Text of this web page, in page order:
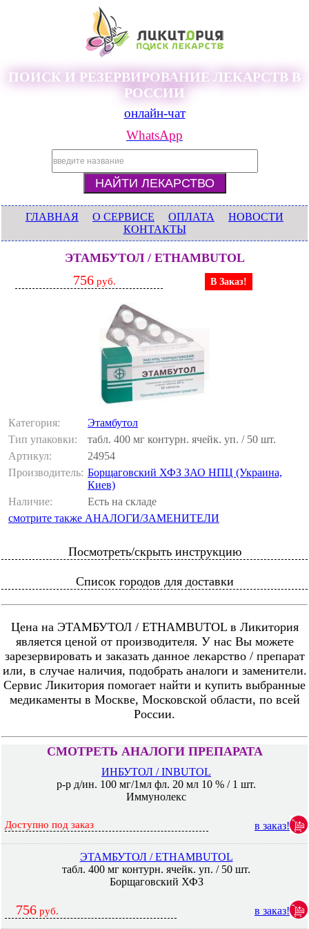
ПОИСК И РЕЗЕРВИРОВАНИЕ ЛЕКАРСТВ В
РОССИИ
онлайн-чат
WhatsApp
ГЛАВНАЯ О СЕРВИСЕ ОПЛАТА
НОВОСТИ
КОНТАКТЫ
ЭТАМБУТОЛ / ETHAMBUTOL
756 руб. В Заказ!
Категория:
Этамбутол
Тип упаковки:
табл. 400 мг контурн. ячейк. уп. / 50 шт.
Артикул:
24954
Производитель: Борщаговский ХФЗ ЗАО НПЦ (Украина,
Киев)
Наличие:
Есть на складе
смотрите также АНАЛОГИ/ЗАМЕНИТЕЛИ
Посмотреть/скрыть инструкцию
Список городов для доставки
Цена на ЭТАМБУТОЛ / ETHAMBUTOL в Ликитория
является ценой от производителя. У нас Вы можете
зарезервировать и заказать данное лекарство / препарат
или, в случае наличия, подобрать аналоги и заменители.
Сервис Ликитория помогает найти и купить выбранные
медикаменты в Москве, Московской области, по всей
России.
СМОТРЕТЬ АНАЛОГИ ПРЕПАРАТА
ИНБУТОЛ / INBUTOL
р-р д/ин. 100 мг/1мл фл. 20 мл 10 % / 1 шт.
Иммунолекс
Доступно под заказ в заказ!
ЭТАМБУТОЛ / ETHAMBUTOL
табл. 400 мг контурн. ячейк. уп. / 50 шт.
Борщаговский ХФЗ
756 руб. в заказ!